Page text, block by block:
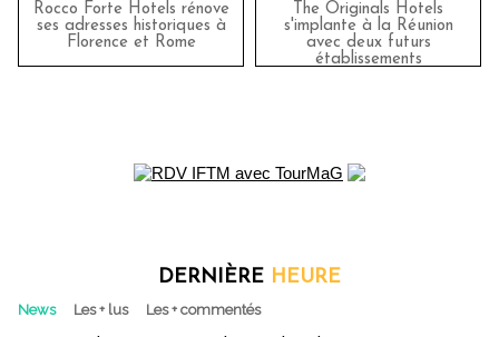
Rocco Forte Hotels rénove
ses adresses historiques à
Florence et Rome
The Originals Hotels
s'implante à la Réunion
avec deux futurs
établissements
DERNIÈRE HEURE
News Les + lus Les + commentés